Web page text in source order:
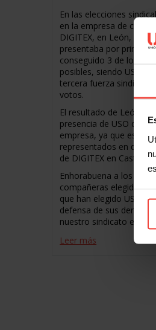
En las elecciones
en la empresa de
DIGITEX, en León, la
presentaba por primera
conseguido 3 de los 21
posibles, siendo USO,
tercera fuerza sindical
votos.
El resultado de León
presencia de USO
empresa, ya que
representados en
de DIGITEX en Castilla-
Enhorabuena a los
compañeras elegidas y
que han elegido USO,
defensa de sus
nuestro sindicato en
Leer más